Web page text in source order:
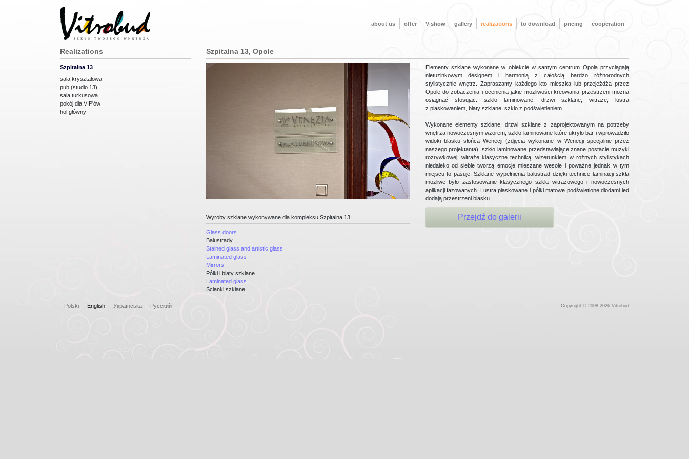
about us offer V-show gallery realizations to download pricing cooperation
Realizations
Szpitalna 13
sala kryształowa
pub (studio 13)
sala turkusowa
pokój dla VIP'ów
hol główny
Szpitalna 13, Opole
Wyroby szklane wykonywane dla kompleksu Szpitalna 13:
Glass doors
Balustrady
Stained glass and artistic glass
Laminated glass
Mirrors
Półki i blaty szklane
Laminated glass
Ścianki szklane
Elementy szklane wykonane w obiekcie w samym centrum Opola przyciągają
nietuzinkowym designem i harmonią z całością bardzo różnorodnych
stylistycznie wnętrz. Zapraszamy każdego kto mieszka lub przejeżdża przez
Opole do zobaczenia i ocenienia jakie możliwości kreowania przestrzeni można
osiągnąć stosując: szkło laminowane, drzwi szklane, witraże, lustra
z piaskowaniem, blaty szklane, szkło z podświetleniem.
Wykonane elementy szklane: drzwi szklane z zaprojektowanym na potrzeby
wnętrza nowoczesnym wzorem, szkło laminowane które ukryło bar i wprowadziło
widoki blasku słońca Wenecji (zdjęcia wykonane w Wenecji specjalnie przez
naszego projektanta), szkło laminowane przedstawiające znane postacie muzyki
rozrywkowej, witraże klasyczne techniką, wizerunkiem w rożnych stylistykach
niedaleko od siebie tworzą emocje mieszane wesołe i poważne jednak w tym
miejscu to pasuje. Szklane wypełnienia balustrad dzięki technice laminacji szkła
możliwe było zastosowanie klasycznego szkła witrażowego i nowoczesnych
aplikacji fazowanych. Lustra piaskowane i półki matowe podświetlone diodami led
dodają przestrzeni blasku.
Przejdź do galerii
Polski English Українська Русский Copyright © 2008-2026 Vitrobud